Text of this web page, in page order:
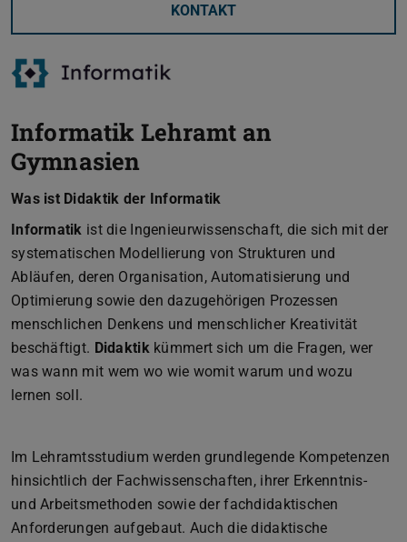
KONTAKT
Informatik Lehramt an
Gymnasien
Was ist Didaktik der Informatik
Informatik ist die Ingenieurwissenschaft, die sich mit der
systematischen Modellierung von Strukturen und
Abläufen, deren Organisation, Automatisierung und
Optimierung sowie den dazugehörigen Prozessen
menschlichen Denkens und menschlicher Kreativität
beschäftigt. Didaktikkümmert sich um die Fragen, wer
was wann mit wem wo wie womit warum und wozu
lernen soll.
Im Lehramtsstudium werden grundlegende Kompetenzen
hinsichtlich der Fachwissenschaften, ihrer Erkenntnis-
und Arbeitsmethoden sowie der fachdidaktischen
Anforderungen aufgebaut. Auch die didaktische